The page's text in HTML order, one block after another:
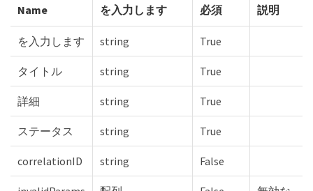
Name を入力します 必須 説明
を入力します string True
タイトル string True
詳細 string True
ステータス string True
correlationID string False